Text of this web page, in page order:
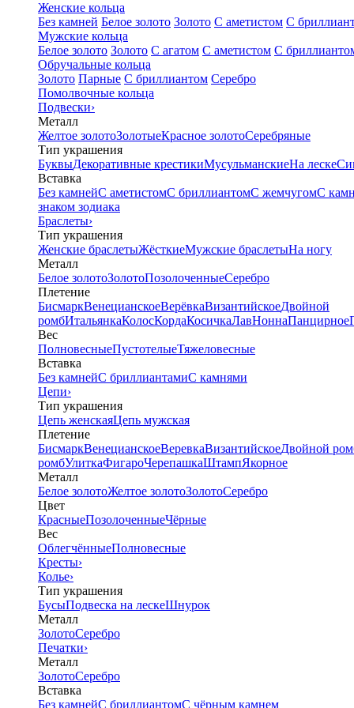
Женские кольца
Без камней Белое золото Золото С аметистом С
Мужские кольца
Белое золото Золото С агатом С аметистом С
Обручальные кольца
Золото Парные С бриллиантом Серебро
Помолвочные кольца
Подвески›
Металл
Желтое золотоЗолотыеКрасное золотоСеребряные
Тип украшения
БуквыДекоративные крестикиМусульманскиеНа леске
Вставка
Без камнейС аметистомС бриллиантомС жемчугомС
знаком зодиака
Браслеты›
Тип украшения
Женские браслетыЖёсткиеМужские браслетыНа ногу
Металл
Белое золотоЗолотоПозолоченныеСеребро
Плетение
БисмаркВенецианскоеВерёвкаВизантийскоеДвойной
ромбИтальянкаКолосКордаКосичкаЛавНоннаПанцирное
Вес
ПолновесныеПустотелыеТяжеловесные
Вставка
Без камнейС бриллиантамиС камнями
Цепи›
Тип украшения
Цепь женскаяЦепь мужская
Плетение
БисмаркВенецианскоеВеревкаВизантийскоеДвойной
ромбУлиткаФигароЧерепашкаШтампЯкорное
Металл
Белое золотоЖелтое золотоЗолотоСеребро
Цвет
КрасныеПозолоченныеЧёрные
Вес
ОблегчённыеПолновесные
Кресты›
Колье›
Тип украшения
БусыПодвеска на лескеШнурок
Металл
ЗолотоСеребро
Печатки›
Металл
ЗолотоСеребро
Вставка
Без камнейС бриллиантомС чёрным камнем